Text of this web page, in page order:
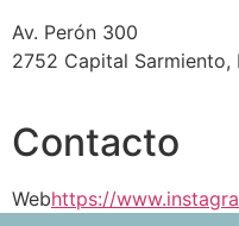
Av. Perón 300
2752 Capital Sarmiento,
Contacto
Webhttps://